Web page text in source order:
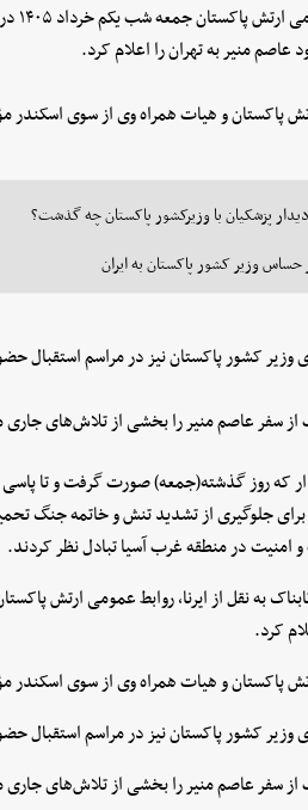
روابط
عاصم منیر به تهران را اعلام کرد.
پاکستان و هیات همراه وی از سوی اسکندر
پزشکیان با وزیرکشور پاکستان چه گذشت؟
وزیر کشور پاکستان به ایران
کشور پاکستان نیز در مراسم استقبال
سفر عاصم منیر را بخشی از تلاش‌های
که روز گذشته(جمعه) صورت گرفت و تا پاسی
جلوگیری از تشدید تنش و خاتمه جنگ
امنیت در منطقه غرب آسیا تبادل نظر کردند.
کرد.
پاکستان و هیات همراه وی از سوی اسکندر
کشور پاکستان نیز در مراسم استقبال
سفر عاصم منیر را بخشی از تلاش‌های